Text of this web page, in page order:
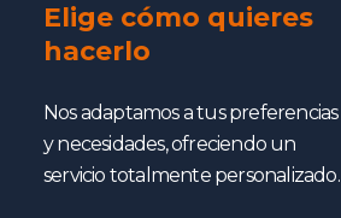
Elige cómo quieres
hacerlo
Nos adaptamos a tus preferencias
y necesidades, ofreciendo un
servicio totalmente personalizado.